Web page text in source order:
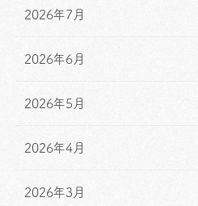
2026年7月
2026年6月
2026年5月
2026年4月
2026年3月